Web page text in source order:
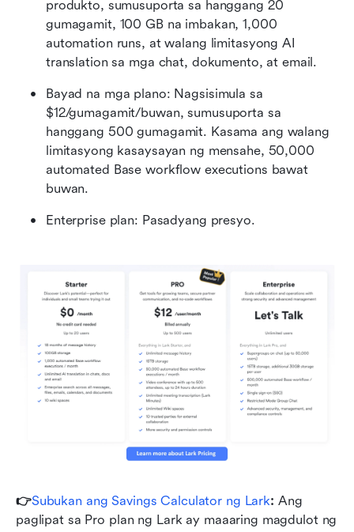
produkto, sumusuporta sa hanggang 20
gumagamit, 100 GB na imbakan, 1,000
automation runs, at walang limitasyong AI
translation sa mga chat, dokumento, at email.
Bayad na mga plano: Nagsisimula sa
$12/gumagamit/buwan, sumusuporta sa
hanggang 500 gumagamit. Kasama ang walang
limitasyong kasaysayan ng mensahe, 50,000
automated Base workflow executions bawat
buwan.
Enterprise plan: Pasadyang presyo.
👉Subukan ang Savings Calculator ng Lark: Ang
paglipat sa Pro plan ng Lark ay maaaring magdulot ng